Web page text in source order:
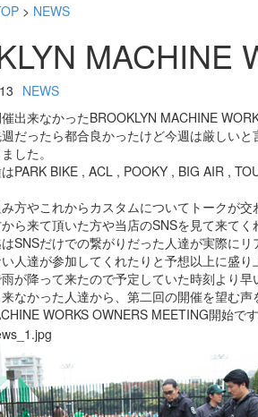
> NEWS
MACHINE
NEWS
出来なかったBROOKLYN MACHINE
だったら都合良かったけど今週は厳しい
した。
PARK BIKE , ACL , POOKY , BIG AIR ,
方やこれからカスタムについてトークが交
ら来て頂いた方や当店のSNSを見て来てく
SNSだけでの繋がりだった人達が実際に
人達が参加してくれたりと予想以上に盛り
が降って来たので予定していた時刻より
なかった人達から、第二回の開催を望む
WORKS OWNERS MEETING開始で